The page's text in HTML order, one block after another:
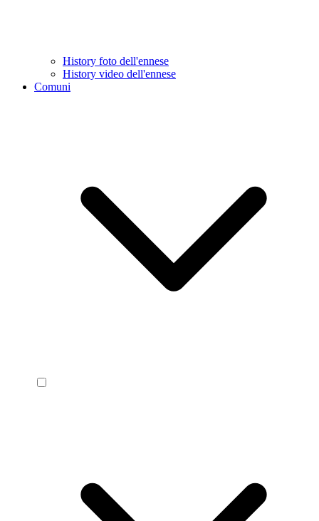
History foto dell'ennese
History video dell'ennese
Comuni